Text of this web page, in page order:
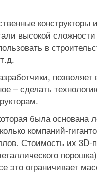
конструкторы
высокой
в
позволяет
– сделать
была основана
компаний-
Стоимость их 3D-
это ограничивает